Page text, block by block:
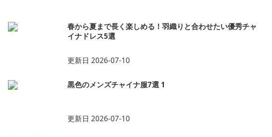
春から夏まで長く楽しめる！羽織りと合わせたい優秀チャ
イナドレス5選
更新日2026-07-10
黒色のメンズチャイナ服7選 1
更新日2026-07-10